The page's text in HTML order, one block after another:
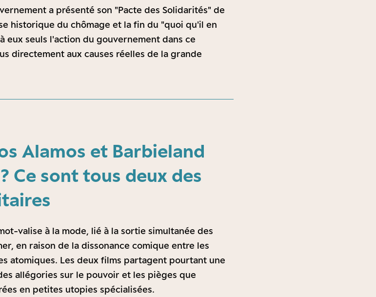
a présenté son "Pacte des Solidarités" de
historique du chômage et la fin du "quoi qu'il en
eux seuls l'action du gouvernement dans ce
directement aux causes réelles de la grande
Alamos et Barbieland
Ce sont tous deux des
valise à la mode, lié à la sortie simultanée des
en raison de la dissonance comique entre les
atomiques. Les deux films partagent pourtant une
allégories sur le pouvoir et les pièges que
en petites utopies spécialisées.